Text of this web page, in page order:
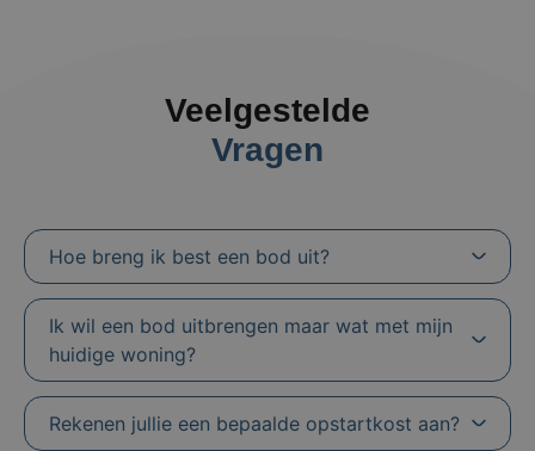
Veelgestelde
Vragen
Hoe breng ik best een bod uit?
Ik wil een bod uitbrengen maar wat met mijn
huidige woning?
Rekenen jullie een bepaalde opstartkost aan?